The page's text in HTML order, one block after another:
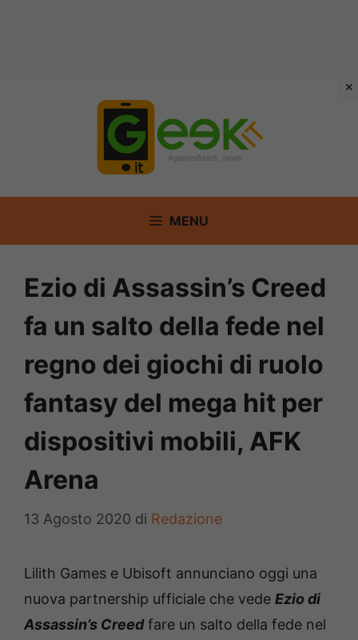
MENU
Ezio di Assassin’s Creed
fa un salto della fede nel
regno dei giochi di ruolo
fantasy del mega hit per
dispositivi mobili, AFK
Arena
13 Agosto 2020 di Redazione
Lilith Games e Ubisoft annunciano oggi una
nuova partnership ufficiale che vede Ezio di
Assassin’s Creedfare un salto della fede nel